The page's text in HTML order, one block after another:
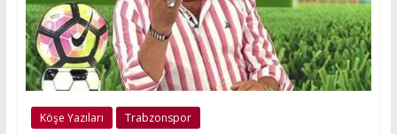
Köşe Yazıları Trabzonspor